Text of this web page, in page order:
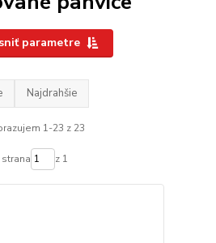
parametre
Najdrahšie
1-23 z 23
strana z 1